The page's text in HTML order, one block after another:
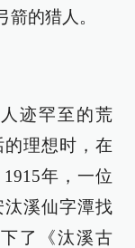
的猎人。
迹罕至的荒
理想时，在
年，一位
溪仙字潭找
了《汰溪古